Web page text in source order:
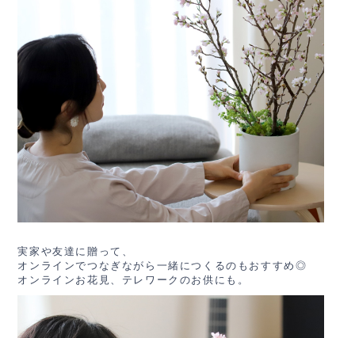
実家や友達に贈って、
オンラインでつなぎながら一緒につくるのもおすすめ◎
オンラインお花見、テレワークのお供にも。